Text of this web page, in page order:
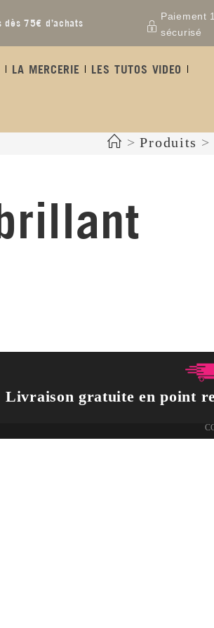
dès 75€ d’achats
Paiement
sécurisé
LA MERCERIE
LES TUTOS VIDEO
> Produits >
Livraison gratuite en point